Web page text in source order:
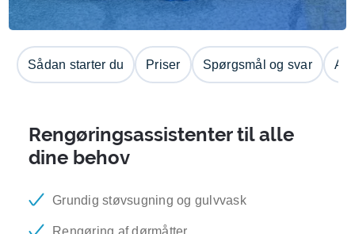
Sådan starter du Priser Spørgsmål og svar
Rengøringsassistenter til alle
dine behov
Grundig støvsugning og gulvvask
Rengøring af dørmåtter